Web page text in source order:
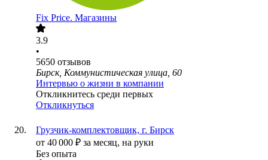
Fix Price. Магазины
3.9
•
5650 отзывов
Бирск, Коммунистическая улица, 60
Интервью о жизни в компании
Откликнитесь среди первых
Откликнуться
Грузчик-комплектовщик, г. Бирск
от 40 000 ₽ за месяц, на руки
Без опыта